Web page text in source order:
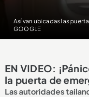
Así van ubicadas las
GOOGLE
EN VIDEO:
la puerta de
Las autoridades